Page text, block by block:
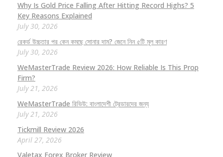
Why Is Gold Price Falling After Hitting Record Highs? 5
Key Reasons Explained
July 30, 2026
রেকর্ড উচ্চতার পর কেন কমছে সোনার দাম? জেনে নিন ৫টি মূল কারণ
July 30, 2026
WeMasterTrade Review 2026: How Reliable Is This Prop
Firm?
July 21, 2026
WeMasterTrade রিভিউ: বাংলাদেশী ট্রেডারদের জন্য
July 21, 2026
Tickmill Review 2026
April 27, 2026
Valetax Forex Broker Review